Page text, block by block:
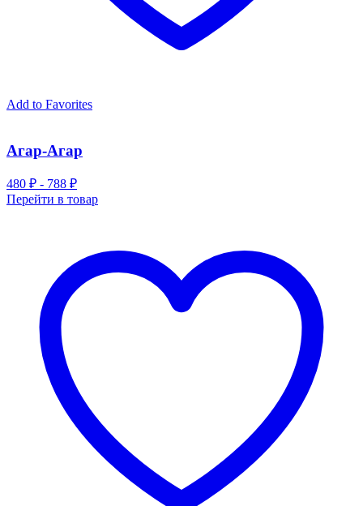
Add to Favorites
Агар-Агар
480 ₽ - 788 ₽
Перейти в товар